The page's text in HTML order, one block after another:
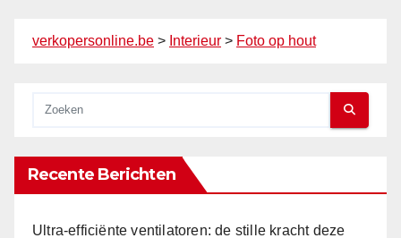
verkopersonline.be > Interieur > Foto op hout
Recente Berichten
Ultra-efficiënte ventilatoren: de stille kracht deze